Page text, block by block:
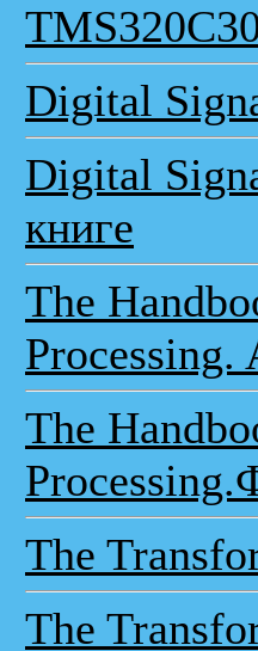
Digital
Digital
книге
The
Processing.
The
The
The